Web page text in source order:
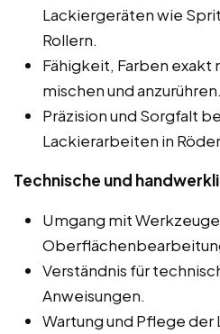
Lackiergeräten wie
Rollern.
Fähigkeit, Farben exakt
mischen und anzurühren.
Präzision und Sorgfalt
Lackierarbeiten in
Technische und
Umgang mit
Verständnis für
Anweisungen.
Wartung und Pflege der